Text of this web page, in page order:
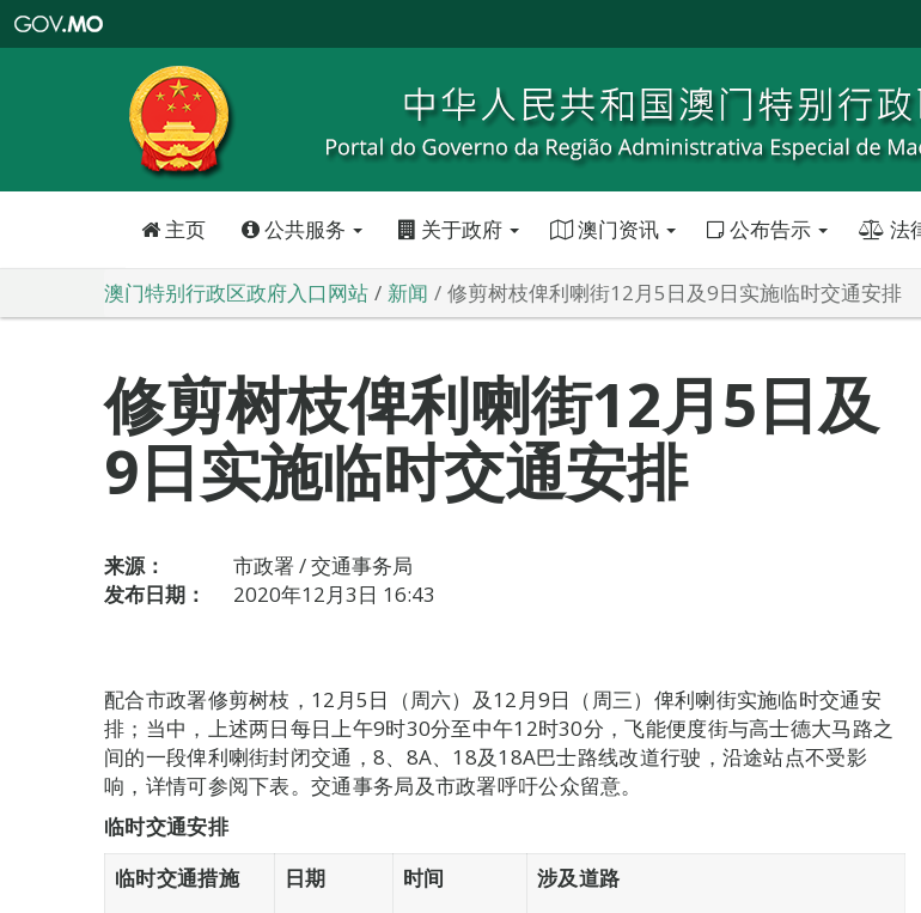
特
政
区
政
口
主页 公共服务 关于政府 澳门资讯 公布告示 法
澳门特别行政区政府入口网站 新闻 修剪树枝俾利喇街12月5日及9日实施临时交通安排
修剪树枝俾利喇街12月5日及
9日实施临时交通安排
来源：
市政署 / 交通事务局
发布日期：
2020年12月3日 16:43
配合市政署修剪树枝，12月5日（周六）及12月9日（周三）俾利喇街实施临时交通安
排；当中，上述两日每日上午9时30分至中午12时30分，飞能便度街与高士德大马路之
间的一段俾利喇街封闭交通，8、8A、18及18A巴士路线改道行驶，沿途站点不受影
响，详情可参阅下表。交通事务局及市政署呼吁公众留意。
临时交通安排
临时交通措施
日期 时间 涉及道路